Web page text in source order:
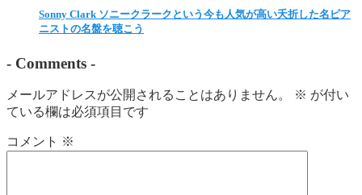
Sonny Clark ソニークラークという今も人気が高い夭折した名ピア
ニストの名盤を聴こう
- Comments -
メールアドレスが公開されることはありません。 ※ が付い
ている欄は必須項目です
コメント ※